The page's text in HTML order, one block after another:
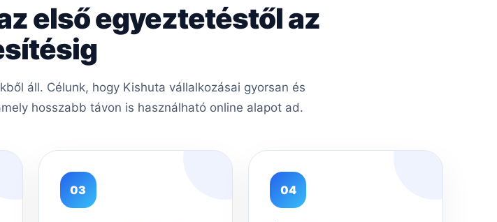
első egyeztetéstől az
áll. Célunk, hogy Kishuta vállalkozásai gyorsan és
hosszabb távon is használható online alapot ad.
03 04